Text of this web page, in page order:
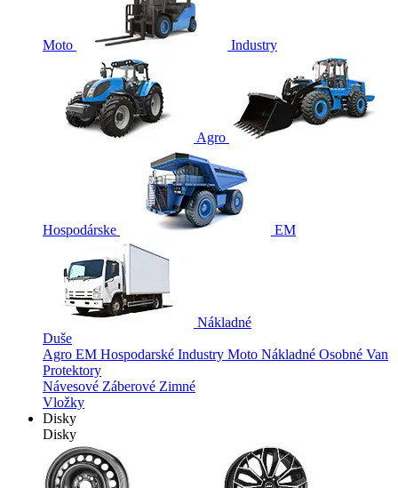
Moto Industry
Agro
Hospodárske EM
Nákladné
Duše
Agro EM Hospodarské Industry Moto Nákladné Osobné Van
Protektory
Návesové Záberové Zimné
Vložky
Disky
Disky